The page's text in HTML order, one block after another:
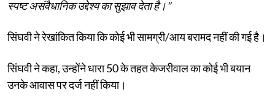
स्पष्ट असंवैधानिक उद्देश्य का सुझाव देता है।"
सिंघवी ने रेखांकित किया कि कोई भी सामग्री/आय बरामद नहीं की गई है।
सिंघवी ने कहा, उन्होंने धारा 50 के तहत केजरीवाल का कोई भी बयान
उनके आवास पर दर्ज नहीं किया।